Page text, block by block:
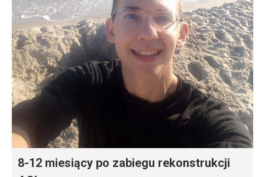
8-12 miesiący po zabiegu rekonstrukcji